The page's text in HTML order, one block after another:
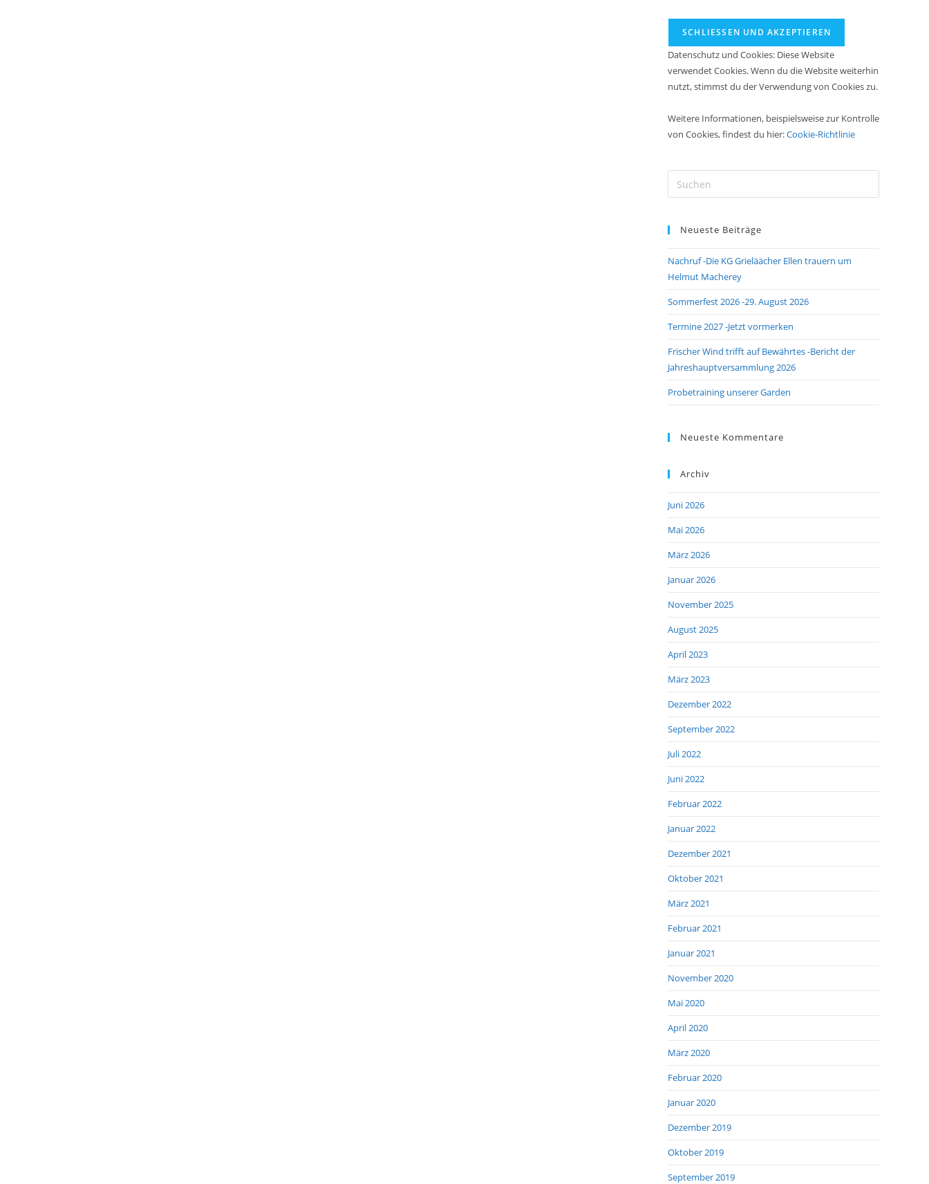
Datenschutz und Cookies: Diese Website
verwendet Cookies. Wenn du die Website weiterhin
nutzt, stimmst du der Verwendung von Cookies zu.
Weitere Informationen, beispielsweise zur Kontrolle
von Cookies, findest du hier:Cookie-Richtlinie
Escape
Neueste Beiträge
Nachruf -Die KG Grieläächer Ellen trauern um
Helmut Macherey
Sommerfest 2026 -29. August 2026
Termine 2027 -Jetzt vormerken
Frischer Wind trifft auf Bewährtes -Bericht der
Jahreshauptversammlung 2026
Probetraining unserer Garden
Neueste Kommentare
Archiv
Juni 2026
Mai 2026
März 2026
Januar 2026
November 2025
August 2025
April 2023
März 2023
Dezember 2022
September 2022
Juli 2022
Juni 2022
Februar 2022
Januar 2022
Dezember 2021
Oktober 2021
März 2021
Februar 2021
Januar 2021
November 2020
Mai 2020
April 2020
März 2020
Februar 2020
Januar 2020
Dezember 2019
Oktober 2019
September 2019